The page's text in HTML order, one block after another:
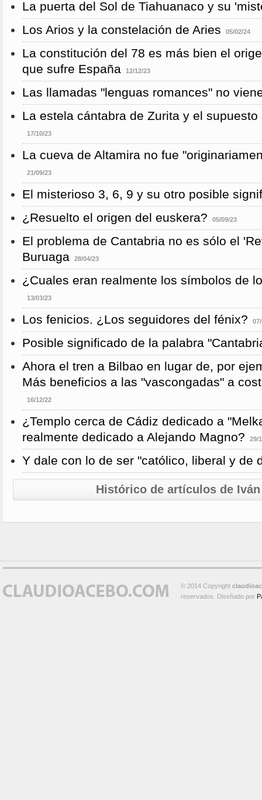
La puerta del Sol de Tiahuanaco y su
Los Arios y la constelación de Aries
05/02/24
La constitución del 78 es más bien el
que sufre España
12/12/23
Las llamadas "lenguas romances" no
La estela cántabra de Zurita y el
17/10/23
La cueva de Altamira no fue
21/09/23
El misterioso 3, 6, 9 y su otro posible
¿Resuelto el origen del euskera?
05/09/23
El problema de Cantabria no es sólo el
Buruaga
28/04/23
¿Cuales eran realmente los símbolos de
13/03/23
Los fenicios. ¿Los seguidores del fénix?
Posible significado de la palabra
Ahora el tren a Bilbao en lugar de, por
Más beneficios a las "vascongadas" a
16/12/22
¿Templo cerca de Cádiz dedicado a
realmente dedicado a Alejando Magno?
29/
Y dale con lo de ser "católico, liberal y de
Histórico de artículos de
© 2014 Copyright
reservados. Diseñado por